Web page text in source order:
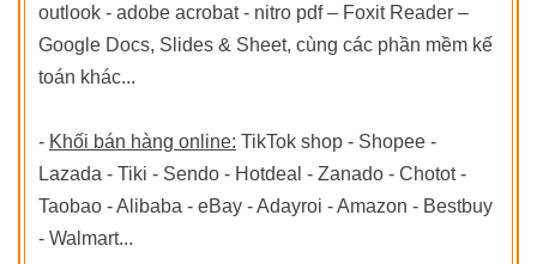
outlook - adobe acrobat - nitro pdf – Foxit Reader –
Google Docs, Slides & Sheet, cùng các phần mềm kế
toán khác...
- Khối bán hàng online: TikTok shop - Shopee -
Lazada - Tiki - Sendo - Hotdeal - Zanado - Chotot -
Taobao - Alibaba - eBay - Adayroi - Amazon - Bestbuy
- Walmart...